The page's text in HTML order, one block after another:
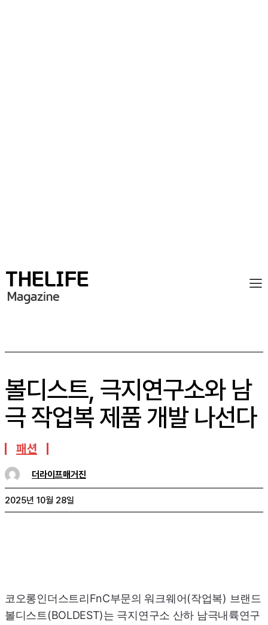
볼디스트, 극지연구소와 남
극 작업복 제품 개발 나선다
패션
더라이프매거진
2025년 10월 28일
코오롱인더스트리FnC부문의 워크웨어(작업복) 브랜드
볼디스트(BOLDEST)는 극지연구소 산하 남극내륙연구